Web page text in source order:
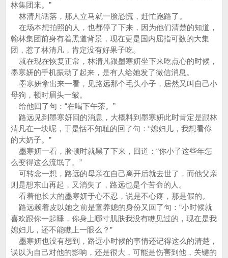
林集团来。”
林清凡话落，那人立马就一脸恐慌，赶忙跑路了。
在场本想拍照的人，也都停了下来，因为他们清楚的知道，
翰林集团前身有着黑道背景，现在更是国内屈指可数的大集
团，惹了林清凡，肯定没有好果子吃。
就在现在恢复正常，林清凡跟墨寒妍坐下来吃点心的时候，
墨寒妍的手机振动了起来，是有人给她发了微信消息。
墨寒妍拿出来一看，见路远那个毛头小子，居然又叫自己小
母狗，顿时眉头一皱。
给他回了句：“在喝下午茶。”
路远见到墨寒妍回的消息，大概料到墨寒妍此时肯定是跟林
清凡在一块呢，于是恬不知耻的回了句：“媳妇儿，我想看你
的大奶子。”
墨寒妍一看，脸顿时就黑了下来，回道：“你小子这些年怎
么变得这么流氓了。”
可转念一想，路远的母亲在自己离开后就去世了，而他父亲
则是想东山再起，又消失了，路远也是个苦命的人。
看着他长大的墨寒妍于心不忍，说是不心疼，那是假的。
路远赖着皮以她之前是童养媳的身份又回了句：“小时候就
喜欢跟你一起睡，你身上哪寸肌肤我没有瞧见过的，现在是我
媳妇儿，还不能瞧上一眼么？”
墨寒妍也没有想到，路远小时候的事情还记得这么的清楚，
误以为自己对他的影响，还是很大，可能是伤害到他，关键的